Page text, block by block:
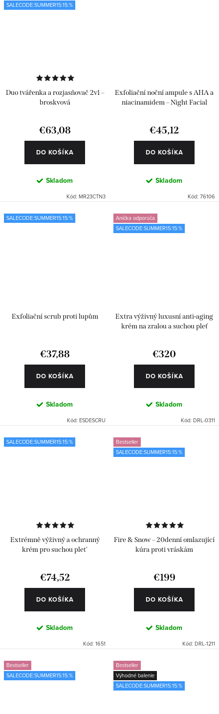
SALECODE:SUMMER15:15:%
Duo tvářenka a rozjasňovač 2v1 –
broskvová
€63,08
DO KOŠÍKA
Skladom
Kód: MR23CTN3
Exfoliační noční ampule s AHA a
niacinamidem – Night Facial
€45,12
DO KOŠÍKA
Skladom
Kód: 76106
SALECODE:SUMMER15:15:%
Exfoliační scrub proti lupům
€37,88
DO KOŠÍKA
Skladom
Kód: ESDESCRU
Anička odporúča
SALECODE:SUMMER15:15:%
Extra výživný luxusní anti-aging
krém na zralou a suchou pleť
€320
DO KOŠÍKA
Skladom
Kód: DRL-0311
SALECODE:SUMMER15:15:%
Extrémně výživný a ochranný
krém pro suchou plet'
€74,52
DO KOŠÍKA
Skladom
Kód: 1651
Bestseller
SALECODE:SUMMER15:15:%
Fire & Snow – 20denní omlazující
kúra proti vráskám
€199
DO KOŠÍKA
Skladom
Kód: DRL-1211
Bestseller
SALECODE:SUMMER15:15:%
Bestseller
Výhodné balenie
SALECODE:SUMMER15:15:%